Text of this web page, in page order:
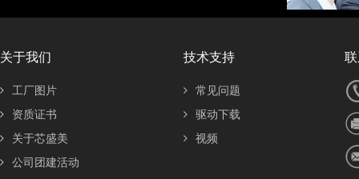
关于我们
工厂图片
资质证书
关于芯盛美
公司团建活动
技术支持
常见问题
驱动下载
视频